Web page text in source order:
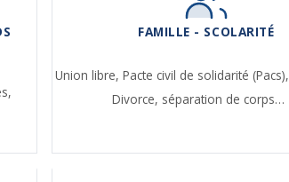
FAMILLE - SCOLARITÉ
Union libre, Pacte civil de solidarité (Pacs),
Divorce, séparation de corps…